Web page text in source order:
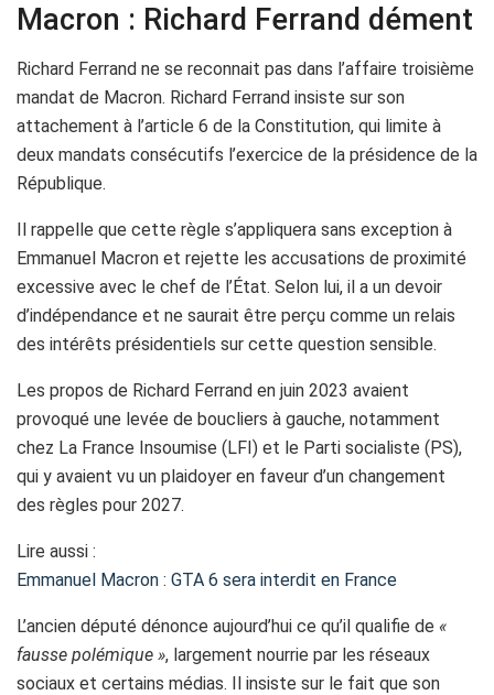
Macron : Richard Ferrand dément
Richard Ferrand ne se reconnait pas dans l’affaire troisième
mandat de Macron. Richard Ferrand insiste sur son
attachement à l’article 6 de la Constitution, qui limite à
deux mandats consécutifs l’exercice de la présidence de la
République.
Il rappelle que cette règle s’appliquera sans exception à
Emmanuel Macron et rejette les accusations de proximité
excessive avec le chef de l’État. Selon lui, il a un devoir
d’indépendance et ne saurait être perçu comme un relais
des intérêts présidentiels sur cette question sensible.
Les propos de Richard Ferrand en juin 2023 avaient
provoqué une levée de boucliers à gauche, notamment
chez La France Insoumise (LFI) et le Parti socialiste (PS),
qui y avaient vu un plaidoyer en faveur d’un changement
des règles pour 2027.
Lire aussi :
Emmanuel Macron : GTA 6 sera interdit en France
L’ancien député dénonce aujourd’hui ce qu’il qualifie de «
fausse polémique », largement nourrie par les réseaux
sociaux et certains médias. Il insiste sur le fait que son